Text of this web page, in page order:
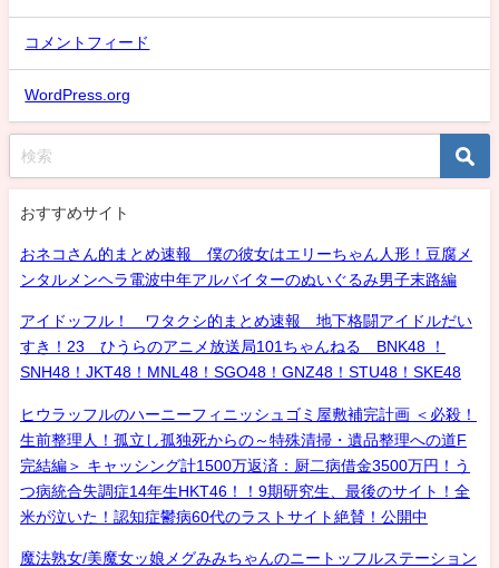
コメントフィード
WordPress.org
おすすめサイト
おネコさん的まとめ速報 僕の彼女はエリーちゃん人形！豆腐メ
ンタルメンヘラ電波中年アルバイターのぬいぐるみ男子末路編
アイドッフル！ ワタクシ的まとめ速報 地下格闘アイドルだい
すき！23 ひうらのアニメ放送局101ちゃんねる BNK48 ！
SNH48！JKT48！MNL48！SGO48！GNZ48！STU48！SKE48
ヒウラッフルのハーニーフィニッシュゴミ屋敷補完計画 ＜必殺！
生前整理人！孤立し孤独死からの～特殊清掃・遺品整理への道F
完結編＞ キャッシング計1500万返済：厨二病借金3500万円！う
つ病統合失調症14年生HKT46！！9期研究生、最後のサイト！全
米が泣いた！認知症鬱病60代のラストサイト絶賛！公開中
魔法熟女/美魔女ッ娘メグみみちゃんのニートッフルステーション